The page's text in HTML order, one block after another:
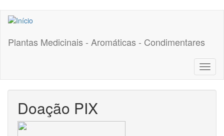
Pular
para
conteúdo
Plantas Medicinais - Aromáticas - Condimentares
Doação PIX